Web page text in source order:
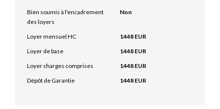
Bien soumis à l'encadrement
des loyers
Non
Loyer mensuel HC
1448 EUR
Loyer de base
1448 EUR
Loyer charges comprises
1448 EUR
Dépôt de Garantie
1448 EUR